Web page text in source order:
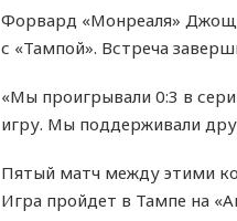
Форвард «Монреаля» Джощ
с «Тампой». Встреча
«Мы проигрывали 0:3 в
игру. Мы поддерживали
Пятый матч между этими
Игра пройдет в Тампе на